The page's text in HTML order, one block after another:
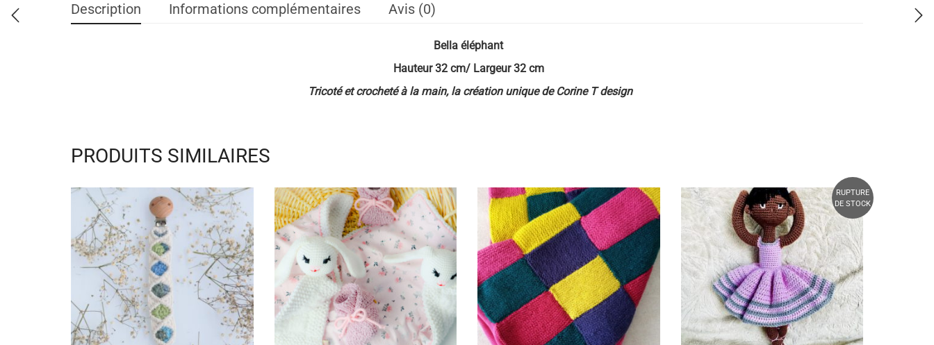
Description Informations complémentaires Avis (0)
Bella éléphant
Hauteur 32 cm/ Largeur 32 cm
Tricoté et crocheté à la main, la création unique de Corine T design
PRODUITS SIMILAIRES
RUPTURE
DE STOCK